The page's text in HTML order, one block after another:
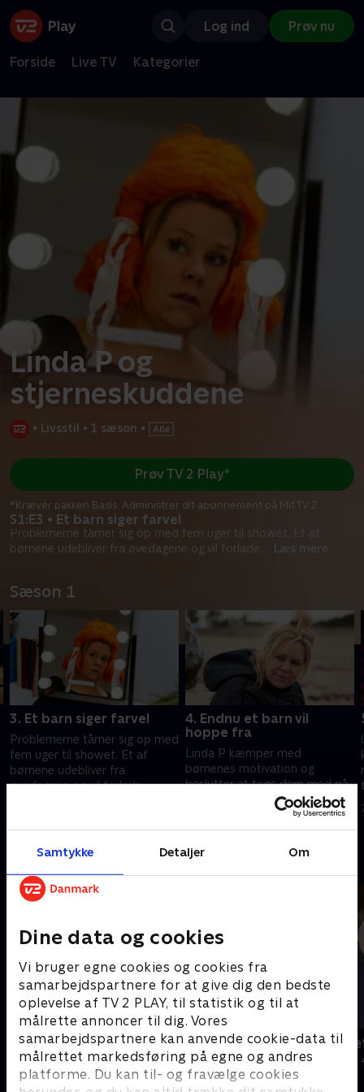
Samtykke Detaljer Om
Dine data og cookies
Vi bruger egne cookies og cookies fra
samarbejdspartnere for at give dig den bedste
oplevelse af TV 2 PLAY, til statistik og til at
målrette annoncer til dig. Vores
samarbejdspartnere kan anvende cookie-data til
målrettet markedsføring på egne og andres
platforme. Du kan til- og fravælge cookies
Log ind Prøv nu
Forside Live TV Kategorier
Linda P og
stjerneskuddene
• Livsstil • 1 sæson •
S1:E3 • Et barn siger farvel
Problemerne tårner sig op med fem uger til showet. Et af
børnene udebliver fra øvedagene og vil forlade
Læs mere
Prøv TV 2 Play*
*Kræver pakken Basis. Administrer dit abonnement på Mit TV 2.
Sæson 1
3. Et barn siger farvel
Problemerne tårner sig op med
fem uger til showet. Et af
børnene udebliver fra
øvedagene og vil forlade
4. Endnu et barn vil
hoppe fra
Linda P kæmper med
børnenes motivation og
beslutter at tage dem med på
hyttetur, som et lille pusterum
fra scenen. Men udfaldet bliver
ikke helt som håbet
Andre så også
Julelys for millioner
2022 • Livsstil • 46 min
Jul på
2020 • Livsstil •